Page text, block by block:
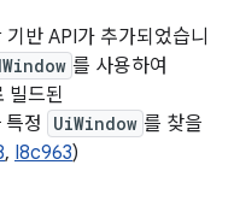
반 API가 추가되었습니
를 사용하여
빌드된
특정 UiWindow 를 찾을
, I8c963)